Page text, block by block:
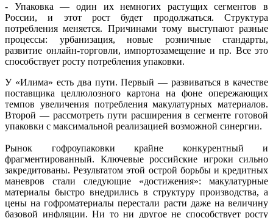
- Упаковка — один их немногих растущих сегментов в
России, и этот рост будет продолжаться. Структура
потребления меняется. Причинами тому выступают разные
процессы: урбанизация, новые розничные стандарты,
развитие онлайн-торговли, импортозамещение и пр. Все это
способствует росту потребления упаковки.
У «Илима» есть два пути. Первый — развиваться в качестве
поставщика целлюлозного картона на фоне опережающих
темпов увеличения потребления макулатурных материалов.
Второй — рассмотреть пути расширения в сегменте готовой
упаковки с максимальной реализацией возможной синергии.
Рынок гофроупаковки крайне конкурентный и
фрагментированный. Ключевые российские игроки сильно
закредитованы. Результатом этой острой борьбы и кредитных
маневров стали следующие «достижения»: макулатурные
материалы быстро внедрились в структуру производства, а
цены на гофроматериалы перестали расти даже на величину
базовой инфляции. Ни то ни другое не способствует росту